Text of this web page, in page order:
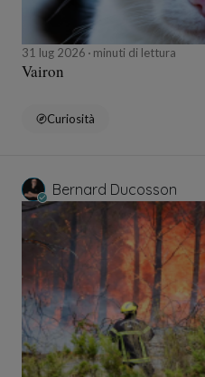
31 lug 2026 minuti di lettura
Vairon
Curiosità
Bernard Ducosson